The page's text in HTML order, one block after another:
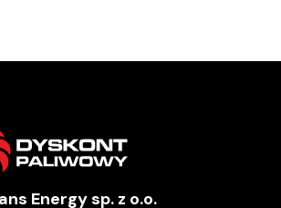
Energy sp. z o.o.